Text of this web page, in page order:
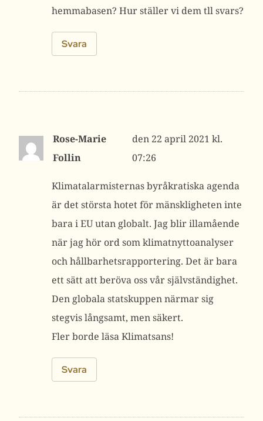
hemmabasen? Hur ställer vi dem tll svars?
Svara
Rose-Marie
Follin
22 april 2021 kl.
07:26
Klimatalarmisternas byråkratiska agenda
är det största hotet för mänskligheten inte
bara i EU utan globalt. Jag blir illamående
när jag hör ord som klimatnyttoanalyser
och hållbarhetsrapportering. Det är bara
ett sätt att beröva oss vår självständighet.
Den globala statskuppen närmar sig
stegvis långsamt, men säkert.
Fler borde läsa Klimatsans!
Svara